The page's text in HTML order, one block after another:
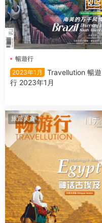
暢遊行
2023年1月
Travellution 暢遊
行 2023年1月
旅遊美食